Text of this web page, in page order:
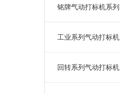
铭牌气动打标机系列
工业系列气动打标机
回转系列气动打标机